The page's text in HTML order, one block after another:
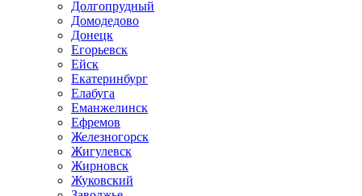
Долгопрудный
Домодедово
Донецк
Егорьевск
Ейск
Екатеринбург
Елабуга
Еманжелинск
Ефремов
Железногорск
Жигулевск
Жирновск
Жуковский